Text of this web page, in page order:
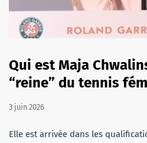
Qui est Maja
“reine” du tennis
3 juin 2026
Elle est arrivée dans les